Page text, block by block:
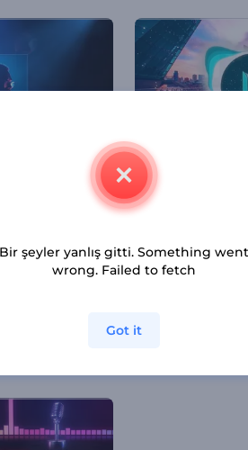
Bass Girişi
Bir şeyler yanlış gitti. Something went
wrong. Failed to fetch
Got it